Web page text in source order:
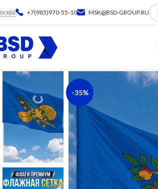
+7(985)970-55-10 MSK@BSD-GROUP.RU
-35%